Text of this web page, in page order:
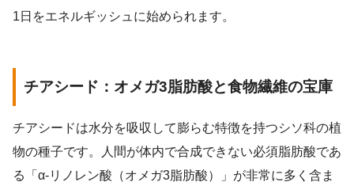
1日をエネルギッシュに始められます。
チアシード：オメガ3脂肪酸と食物繊維の宝庫
チアシードは水分を吸収して膨らむ特徴を持つシソ科の植
物の種子です。人間が体内で合成できない必須脂肪酸であ
る「α-リノレン酸（オメガ3脂肪酸）」が非常に多く含ま